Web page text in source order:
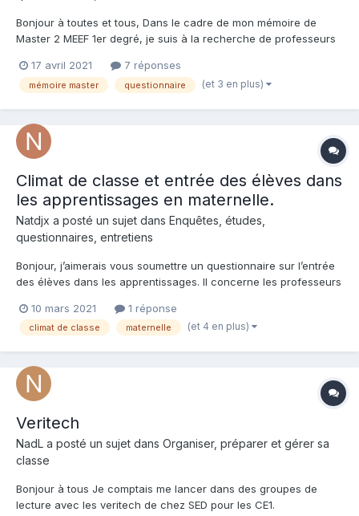
Bonjour à toutes et tous, Dans le cadre de mon mémoire de
Master 2 MEEF 1er degré, je suis à la recherche de professeurs
questionnaire. Celui-ci, totalement anonyme, porte sur la notion
d'autonomie dans le 1er degré. Je cherche...
17 avril 2021 7 réponses
mémoire master questionnaire (et 3 en plus)
Climat de classe et entrée des élèves dans
les apprentissages en maternelle.
Natdjx a posté un sujet dans Enquêtes, études,
questionnaires, entretiens
Bonjour, j’aimerais vous soumettre un questionnaire sur l’entrée
des élèves dans les apprentissages. Il concerne les professeurs
https://forms.gle/kMwXrygVNisi35k79
10 mars 2021 1 réponse
climat de classe maternelle (et 4 en plus)
Veritech
NadL a posté un sujet dans Organiser, préparer et gérer sa
classe
Bonjour à tous Je comptais me lancer dans des groupes de
lecture avec les veritech de chez SED pour les CE1.